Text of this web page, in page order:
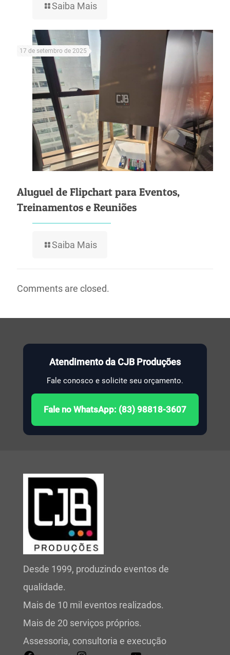
Saiba Mais
17 de setembro de 2025
Aluguel de Flipchart para Eventos,
Treinamentos e Reuniões
Saiba Mais
Comments are closed.
Atendimento da CJB Produções
Fale conosco e solicite seu orçamento.
Fale no WhatsApp: (83) 98818-3607
Desde 1999, produzindo eventos de
qualidade.
Mais de 10 mil eventos realizados.
Mais de 20 serviços próprios.
Assessoria, consultoria e execução